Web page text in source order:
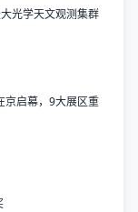
光学天文观测集群
京启幕，9大展区重